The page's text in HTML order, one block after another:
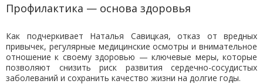
Профилактика — основа здоровья
Как подчеркивает Наталья Савицкая, отказ от вредных
привычек, регулярные медицинские осмотры и внимательное
отношение к своему здоровью — ключевые меры, которые
позволяют снизить риск развития сердечно-сосудистых
заболеваний и сохранить качество жизни на долгие годы.